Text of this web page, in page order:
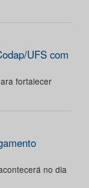
UFS com
fortalecer
no dia